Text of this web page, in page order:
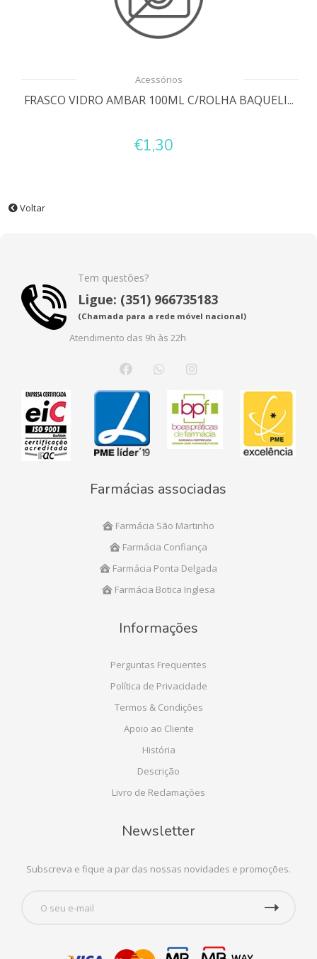
Acessórios
FRASCO VIDRO AMBAR 100ML C/ROLHA BAQUELI...
€1,30
Voltar
Tem questões?
Ligue: (351) 966735183
(Chamada para a rede móvel nacional)
Atendimento das 9h às 22h
Farmácias associadas
Farmácia São Martinho
Farmácia Confiança
Farmácia Ponta Delgada
Farmácia Botica Inglesa
Informações
Perguntas Frequentes
Política de Privacidade
Termos & Condições
Apoio ao Cliente
História
Descrição
Livro de Reclamações
Newsletter
Subscreva e fique a par das nossas novidades e promoções.